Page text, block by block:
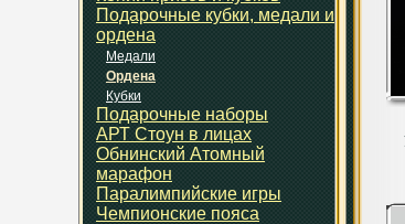
Подарочные кубки, медали и
ордена
Медали
Ордена
Кубки
Подарочные наборы
АРТ Стоун в лицах
Обнинский Атомный
марафон
Паралимпийские игры
Чемпионские пояса